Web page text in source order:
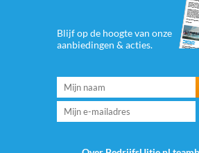
Blijf op de hoogte van onze
aanbiedingen & acties.